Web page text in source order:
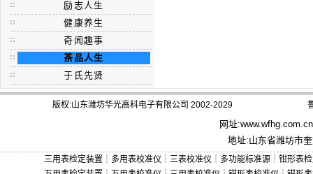
励志人生
健康养生
奇闻趣事
茶品人生
于氏先贤
版权:山东潍坊华光高科电子有限公司 2002-2029
网址:www.wfhg.com.cn
地址:山东省潍坊市
三用表检定装置 ┆ 多用表校准仪 ┆ 三表校准仪 ┆ 多功能标准源 ┆ 钳形表